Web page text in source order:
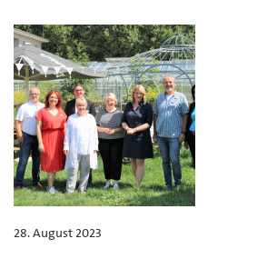
28. August 2023